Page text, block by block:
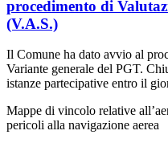
procedimento di
(V.A.S.)
Il Comune ha dato avvio al
Variante generale del PGT.
istanze partecipative entro il
Mappe di vincolo relative
pericoli alla navigazione aerea